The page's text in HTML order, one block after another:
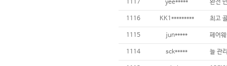
1117 yee***** 완전
1116 KK1*********
1115 jun***** 페어
1114 sck*****